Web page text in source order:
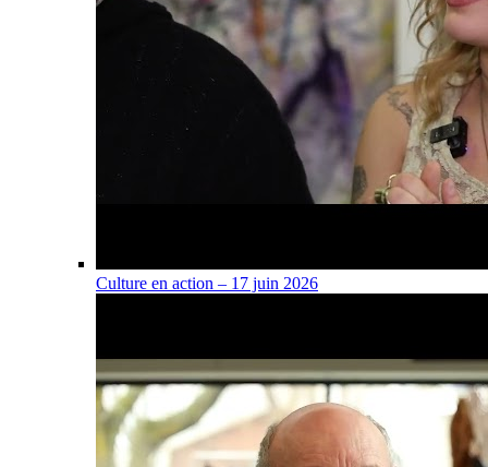
Culture en action – 17 juin 2026